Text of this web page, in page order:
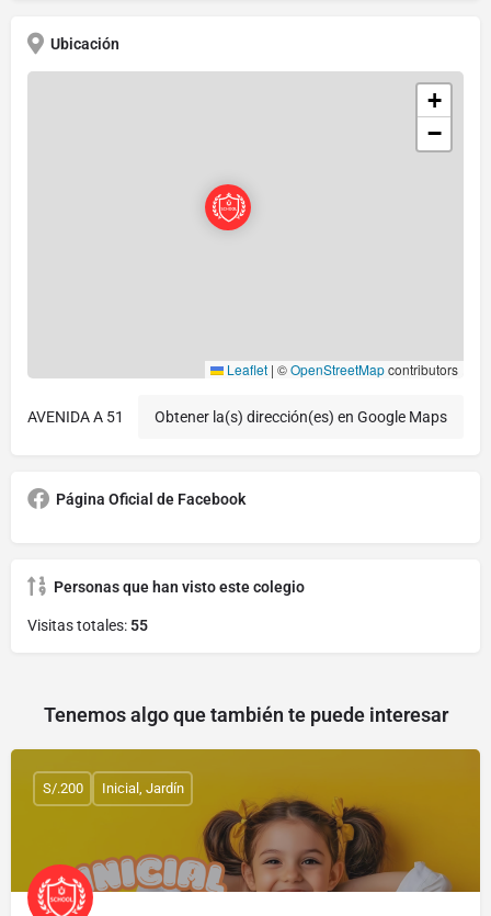
Ubicación
+
−
Leaflet | ©OpenStreetMapcontributors
AVENIDA A 51 Obtener la(s) dirección(es) en Google Maps
Página Oficial de Facebook
Personas que han visto este colegio
Visitas totales: 55
Tenemos algo que también te puede interesar
S/.200 Inicial, Jardín